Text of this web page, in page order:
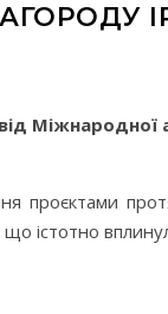
Міжнародної
проєктами
істотно